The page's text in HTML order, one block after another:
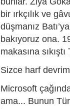
bir ırkçılık ve
düşmanız
bakıyoruz ona.
makasına
Sizce harf
Microsoft
ama... Bunun